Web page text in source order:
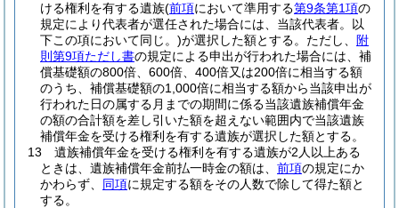
ける権利を有する遺族(前項において準用する第9条第1項の
規定により代表者が選任された場合には、当該代表者。以
下この項において同じ。)が選択した額とする。 ただし、
附
則第9項ただし書の規定による申出が行われた場合には、補
償基礎額の800倍、600倍、400倍又は200倍に相当する額
のうち、補償基礎額の1,000倍に相当する額から当該申出が
行われた日の属する月までの期間に係る当該遺族補償年金
の額の合計額を差し引いた額を超えない範囲内で当該遺族
補償年金を受ける権利を有する遺族が選択した額とする。
13
遺族補償年金を受ける権利を有する遺族が2人以上ある
ときは、遺族補償年金前払一時金の額は、 前項の規定にか
かわらず、 同項に規定する額をその人数で除して得た額と
する。